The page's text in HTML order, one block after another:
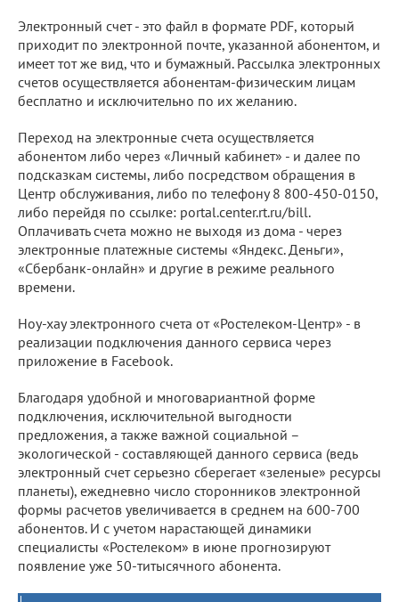
Электронный счет - это файл в формате PDF, который
приходит по электронной почте, указанной абонентом, и
имеет тот же вид, что и бумажный. Рассылка электронных
счетов осуществляется абонентам-физическим лицам
бесплатно и исключительно по их желанию.
Переход на электронные счета осуществляется
абонентом либо через «Личный кабинет» - и далее по
подсказкам системы, либо посредством обращения в
Центр обслуживания, либо по телефону 8 800-450-0150,
либо перейдя по ссылке: portal.center.rt.ru/bill.
Оплачивать счета можно не выходя из дома - через
электронные платежные системы «Яндекс. Деньги»,
«Сбербанк-онлайн» и другие в режиме реального
времени.
Ноу-хау электронного счета от «Ростелеком-Центр» - в
реализации подключения данного сервиса через
приложение в Facebook.
Благодаря удобной и многовариантной форме
подключения, исключительной выгодности
предложения, а также важной социальной –
экологической - составляющей данного сервиса (ведь
электронный счет серьезно сберегает «зеленые» ресурсы
планеты), ежедневно число сторонников электронной
формы расчетов увеличивается в среднем на 600-700
абонентов. И с учетом нарастающей динамики
специалисты «Ростелеком» в июне прогнозируют
появление уже 50-титысячного абонента.